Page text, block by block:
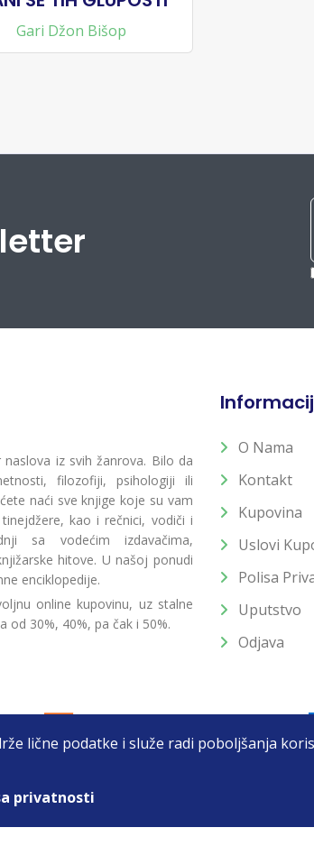
lične podatke i služe radi poboljšanja
privatnosti
Gari Džon Bišop
iz svih žanrova. Bilo da
filozofiji, psihologiji ili
naći sve knjige koje su vam
kao i rečnici, vodiči i
sa vodećim izdavačima,
hitove. U našoj ponudi
enciklopedije.
online kupovinu, uz stalne
od 30%, 40%, pa čak i 50%.
O Nama
Kontakt
Kupovina
Uslovi
Polisa
Uputstvo
Odjava